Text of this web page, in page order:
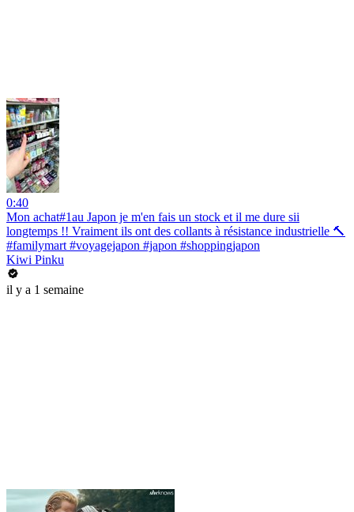
0:40
Mon achat#1au Japon je m'en fais un stock et il me dure sii
longtemps !! Vraiment ils ont des collants à résistance industrielle 🔨
#familymart #voyagejapon #japon #shoppingjapon
Kiwi Pinku
il y a 1 semaine